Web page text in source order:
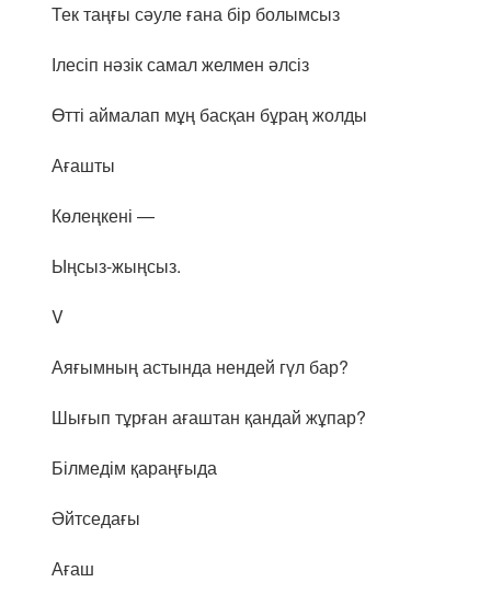
Тек таңғы сәуле ғана бір болымсыз
Ілесіп нәзік самал желмен әлсіз
Өтті аймалап мұң басқан бұраң жолды
Ағашты
Көлеңкені —
Ыңсыз-жыңсыз.
V
Аяғымның астында нендей гүл бар?
Шығып тұрған ағаштан қандай жұпар?
Білмедім қараңғыда
Әйтседағы
Ағаш